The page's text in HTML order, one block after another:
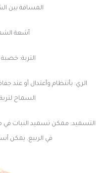
المسافة بين
أشعة
التربة:
السماح
التسميد: ممكن تسميد النبات في
في الربيع. يمكن